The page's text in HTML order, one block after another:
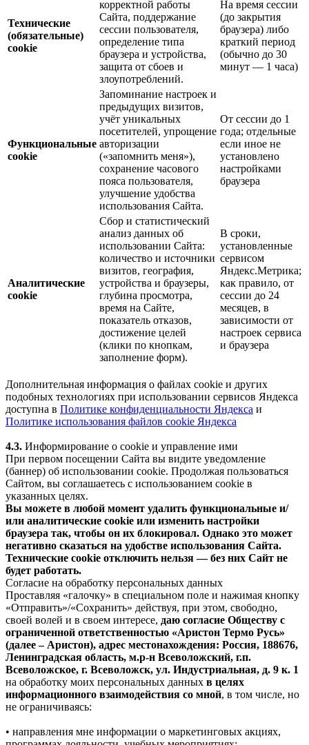
Технические
(обязательные)
cookie
корректной работы
Сайта, поддержание
сессии пользователя,
определение типа
браузера и устройства,
защита от сбоев и
злоупотреблений.
На время сессии
(до закрытия
браузера) либо
краткий период
(обычно до 30
минут — 1 часа)
Функциональные
cookie
Запоминание настроек и
предыдущих визитов,
учёт уникальных
посетителей, упрощение
авторизации
(«запомнить меня»),
сохранение часового
пояса пользователя,
улучшение удобства
использования Сайта.
От сессии до 1
года; отдельные
если иное не
установлено
настройками
браузера
Аналитические
cookie
Сбор и статистический
анализ данных об
использовании Сайта:
количество и источники
визитов, география,
устройства и браузеры,
глубина просмотра,
время на Сайте,
показатель отказов,
достижение целей
(клики по кнопкам,
заполнение форм).
В сроки,
установленные
сервисом
Яндекс.Метрика;
как правило, от
сессии до 24
месяцев, в
зависимости от
настроек сервиса
и браузера
Дополнительная информация о файлах cookie и других
подобных технологиях при использовании сервисов Яндекса
доступна в Политике конфиденциальности Яндекса и
Политике использования файлов cookie Яндекса
4.3. Информирование о cookie и управление ими
При первом посещении Сайта вы видите уведомление
(баннер) об использовании cookie. Продолжая пользоваться
Сайтом, вы соглашаетесь с использованием cookie в
указанных целях.
Вы можете в любой момент удалить функциональные и/
или аналитические cookie или изменить настройки
браузера так, чтобы он их блокировал. Однако это может
негативно сказаться на удобстве использования Сайта.
Технические cookie отключить нельзя — без них Сайт не
будет работать.
Согласие на обработку персональных данных
Проставляя «галочку» в специальном поле и нажимая кнопку
«Отправить»/«Сохранить» действуя, при этом, свободно,
своей волей и в своем интересе, даю согласие Обществу с
ограниченной ответственностью «Аристон Термо Русь»
(далее – Аристон), адрес местонахождения: Россия, 188676,
Ленинградская область, м.р-н Всеволожский, г.п.
Всеволожское, г. Всеволожск, ул. Индустриальная, д. 9 к. 1
на обработку моих персональных данных в целях
информационного взаимодействия со мной, в том числе, но
не ограничиваясь:
• направления мне информации о маркетинговых акциях,